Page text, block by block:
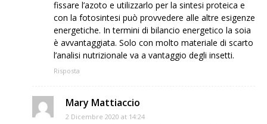
fissare l’azoto e utilizzarlo per la sintesi proteica e
con la fotosintesi può provvedere alle altre esigenze
energetiche. In termini di bilancio energetico la soia
è avvantaggiata. Solo con molto materiale di scarto
l’analisi nutrizionale va a vantaggio degli insetti.
Risposta
Mary Mattiaccio
2 Dicembre 2020 at 14:24